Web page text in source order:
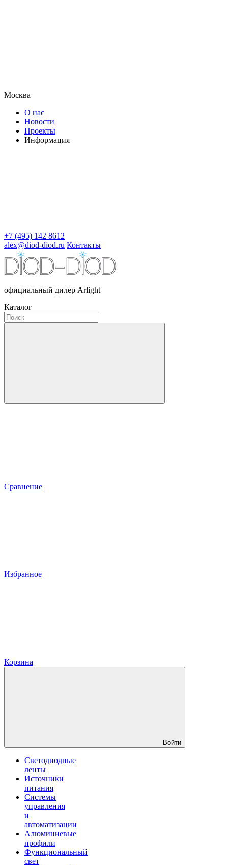
Москва
О нас
Новости
Проекты
Информация
+7 (495) 142 8612
alex@diod-diod.ru Контакты
официальный дилер Arlight
Каталог
Сравнение
Избранное
Корзина
Войти
Светодиодные
ленты
Источники
питания
Системы
управления
и
автоматизации
Алюминиевые
профили
Функциональный
свет